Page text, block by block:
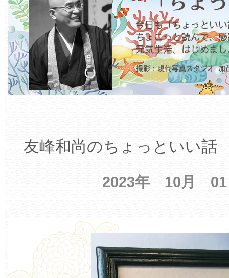
友峰和尚のちょっといい話
2023年 10月